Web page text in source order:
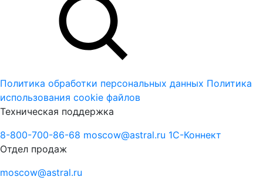
Политика обработки персональных данных Политика
использования cookie файлов
Техническая поддержка
8-800-700-86-68 moscow@astral.ru 1С-Коннект
Отдел продаж
moscow@astral.ru